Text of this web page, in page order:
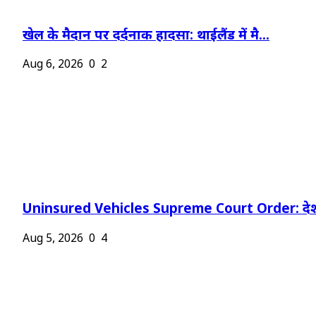
खेल के मैदान पर दर्दनाक हादसा: थाईलैंड में मै...
Aug 6, 2026 0 2
Uninsured Vehicles Supreme Court Order:
Aug 5, 2026 0 4